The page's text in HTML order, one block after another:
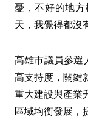
憂，不好的地
天，我覺得都沒
高雄市議員參選
高支持度，關鍵
重大建設與產業
區域均衡發展，